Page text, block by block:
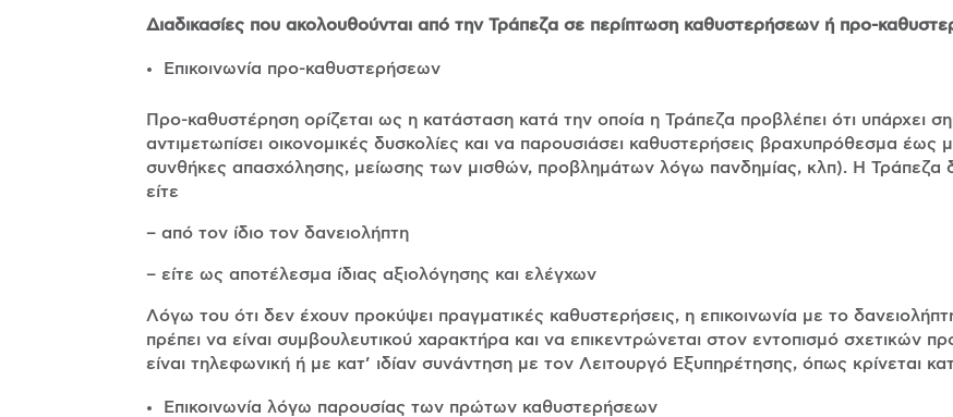
Διαδικασίες που ακολουθούνται από την Τράπεζα σε περίπτωση καθυστερήσεων ή προ-
Επικοινωνία προ-καθυστερήσεων
Προ-καθυστέρηση ορίζεται ως η κατάσταση κατά την οποία η Τράπεζα προβλέπει ότι υπάρχει
αντιμετωπίσει οικονομικές δυσκολίες και να παρουσιάσει καθυστερήσεις βραχυπρόθεσμα
συνθήκες απασχόλησης, μείωσης των μισθών, προβλημάτων λόγω πανδημίας, κλπ). Η Τράπεζα
είτε
– από τον ίδιο τον δανειολήπτη
– είτε ως αποτέλεσμα ίδιας αξιολόγησης και ελέγχων
Λόγω του ότι δεν έχουν προκύψει πραγματικές καθυστερήσεις, η επικοινωνία με το
πρέπει να είναι συμβουλευτικού χαρακτήρα και να επικεντρώνεται στον εντοπισμό σχετικών
είναι τηλεφωνική ή με κατ’ ιδίαν συνάντηση με τον Λειτουργό Εξυπηρέτησης, όπως κρίνεται
Επικοινωνία λόγω παρουσίας των πρώτων καθυστερήσεων